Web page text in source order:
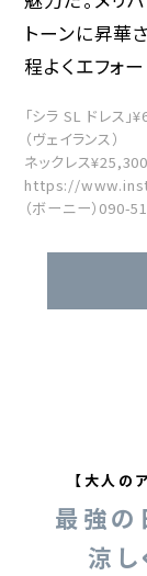
トーンに昇華
程よくエフォ
「シラ SL ドレス
（ヴェイランス）
ネックレス
https://
（ボーニー）
【大人の
最強の
涼